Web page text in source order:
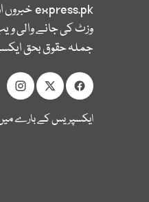
express.pkخبروں
وزٹ کی جانے والی
جملہ حقوق بحق
ایکسپریس کے بارے